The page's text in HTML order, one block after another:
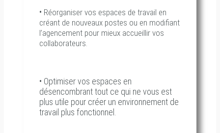
• Réorganiser vos espaces de travail en
créant de nouveaux postes ou en modifiant
l’agencement pour mieux accueillir vos
collaborateurs.
• Optimiser vos espaces en
désencombrant tout ce qui ne vous est
plus utile pour créer un environnement de
travail plus fonctionnel.